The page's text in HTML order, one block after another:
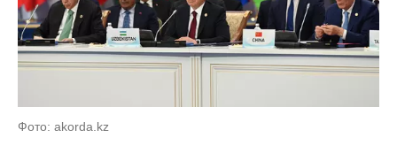
Фото: akorda.kz